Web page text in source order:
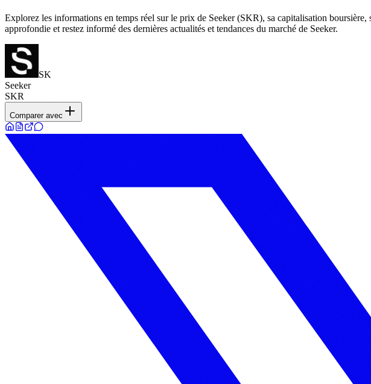
Explorez les informations en temps réel sur le prix de Seeker (SKR), sa capitalisation
approfondie et restez informé des dernières actualités et tendances du marché de Seeker.
SK
Seeker
SKR
Comparer avec